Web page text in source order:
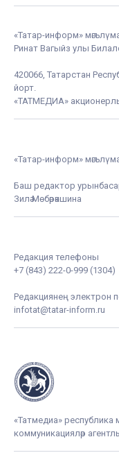
«Татар-информ»
Ринат Вагыйз улы
420066, Татарстан
йорт.
«ТАТМЕДИА»
«Татар-информ»
Баш редактор
Зилә Мөбәрәкшина
Редакция телефоны
+7 (843) 222-0-999 (1304)
Редакциянең электрон
infotat@tatar-inform.ru
«Татмедиа» республика
коммуникацияләр